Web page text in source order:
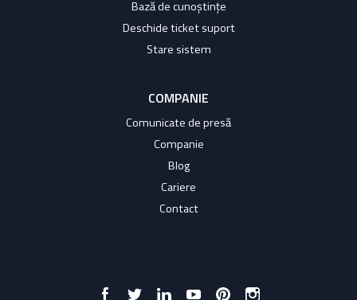
Bază de cunoștințe
Deschide ticket suport
Stare sistem
COMPANIE
Comunicate de presă
Companie
Blog
Cariere
Contact